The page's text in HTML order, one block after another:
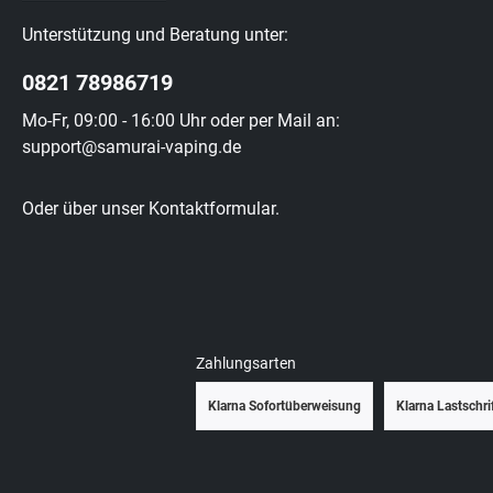
Unterstützung und Beratung unter:
0821 78986719
Mo-Fr, 09:00 - 16:00 Uhr oder per Mail an:
support@samurai-vaping.de
Oder über unser Kontaktformular.
Zahlungsarten
Klarna Sofortüberweisung Klarna